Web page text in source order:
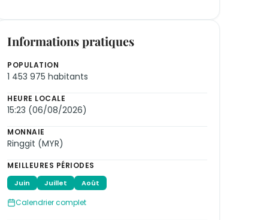
Informations pratiques
POPULATION
1 453 975 habitants
HEURE LOCALE
15:23 (06/08/2026)
MONNAIE
Ringgit (MYR)
MEILLEURES PÉRIODES
Juin Juillet Août
Calendrier complet